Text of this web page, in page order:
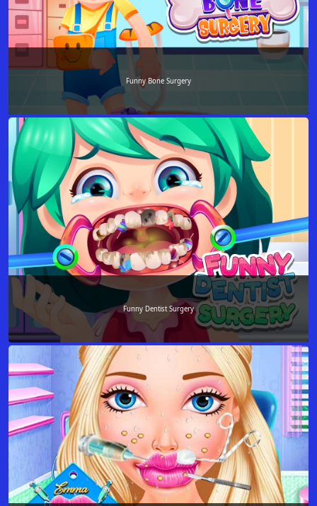
Funny Bone Surgery
Funny Dentist Surgery